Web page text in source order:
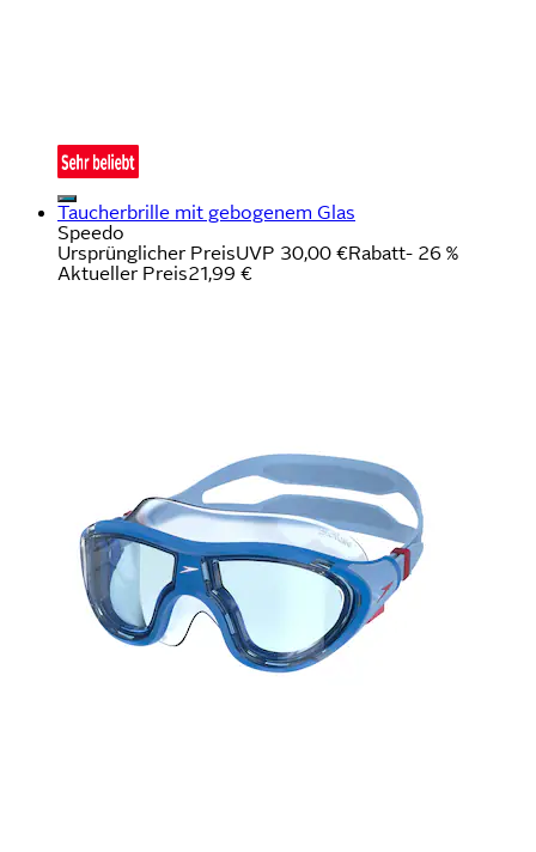
Taucherbrille mit gebogenem Glas
Speedo
Ursprünglicher PreisUVP 30,00 €Rabatt- 26 %
Aktueller Preis21,99 €